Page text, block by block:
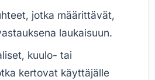
jotka määrittävät,
laukaisuun.
kuulo- tai
kertovat käyttäjälle